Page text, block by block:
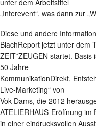
„Interevent“, was dann zur
Diese und andere
BlachReport jetzt unter dem
ZEIT*ZEUGEN startet. Basis
50 Jahre
KommunikationDirekt,
Live-Marketing“ von
Vok Dams, die 2012
ATELIERHAUS-Eröffnung im
in einer eindrucksvollen